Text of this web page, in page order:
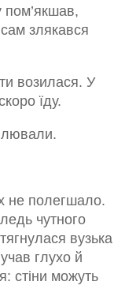
пом’якшав,
злякався
возилася. У
їду.
не полегшало.
чутного
вузька
глухо й
стіни можуть